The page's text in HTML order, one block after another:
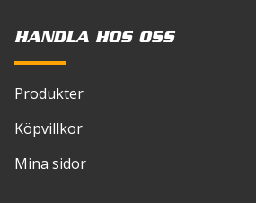
HANDLA HOS OSS
Produkter
Köpvillkor
Mina sidor